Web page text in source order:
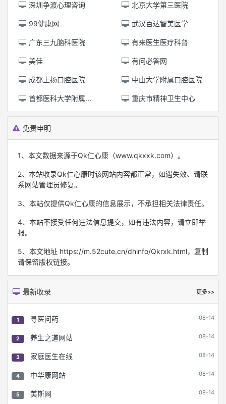
最新收录 更多>>
1 寻医问药 08-14
2 养生之道网站 08-14
3 家庭医生在线 08-14
4 中华康网站 08-14
5 美斯网 08-14
深圳争渡心理咨询 北京大学第三医院
99健康网 武汉百达智美医学
广东三九脑科医院 有来医生医疗科普
美佳 有问必答网
成都上扬口腔医院 中山大学附属口腔医院
首都医科大学附属... 重庆市精神卫生中心
免责申明
1、本文数据来源于Qk仁心康（www.qkxxk.com）。
2、本站收录Qk仁心康时该网站内容都正常，如遇失效、请联
系网站管理员修复。
3、本站仅提供Qk仁心康的信息展示，不承担相关法律责任。
4、本站不接受任何违法信息提交，如有违法内容，请立即举
报。
5、本文地址 https://m.52cute.cn/dhinfo/Qkrxk.html，复制
请保留版权链接。